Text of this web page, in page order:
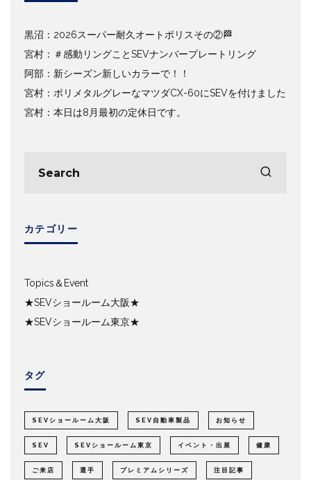
黒沼：2026スーパー耐久オートポリスその②🏁
宮村：＃感動リングことSEVナンバープレートリング
阿部：新シーズン新しいカラーで！！
宮村：ポリメタルグレーなマツダCX-60にSEVを付けました
宮村：本日は8月最初の定休日です。
カテゴリー
Topics＆Event
★SEVショールーム大阪★
★SEVショールーム東京★
タグ
SEVショールーム大阪 SEV自動車製品 お知らせ
SEV SEVショールーム東京 イベント・出展 健康
ご来店 選手 プレミアムシリーズ 注目記事